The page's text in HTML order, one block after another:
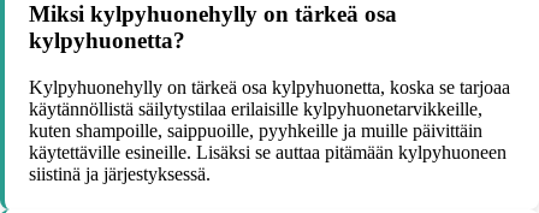
Miksi kylpyhuonehylly on tärkeä osa
kylpyhuonetta?
Kylpyhuonehylly on tärkeä osa kylpyhuonetta, koska se tarjoaa
käytännöllistä säilytystilaa erilaisille kylpyhuonetarvikkeille,
kuten shampoille, saippuoille, pyyhkeille ja muille päivittäin
käytettäville esineille. Lisäksi se auttaa pitämään kylpyhuoneen
siistinä ja järjestyksessä.